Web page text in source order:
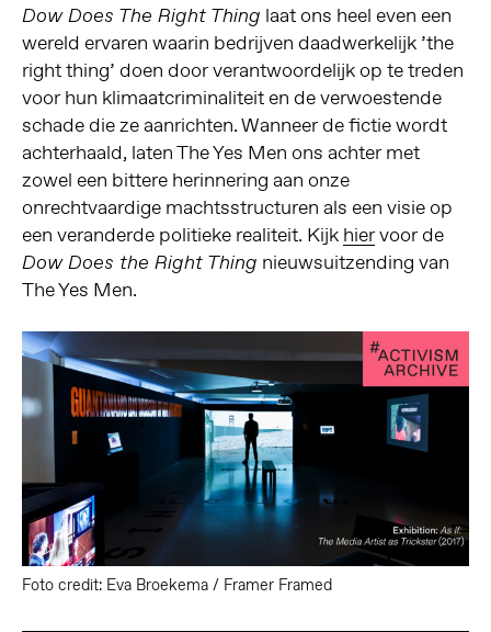
Dow Does The Right Thing laat ons heel even een
wereld ervaren waarin bedrijven daadwerkelijk ’the
right thing’ doen door verantwoordelijk op te treden
voor hun klimaatcriminaliteit en de verwoestende
schade die ze aanrichten. Wanneer de fictie wordt
achterhaald, laten The Yes Men ons achter met
zowel een bittere herinnering aan onze
onrechtvaardige machtsstructuren als een visie op
een veranderde politieke realiteit. Kijk hiervoor de
Dow Does the Right Thing nieuwsuitzending van
The Yes Men.
Foto credit: Eva Broekema / Framer Framed